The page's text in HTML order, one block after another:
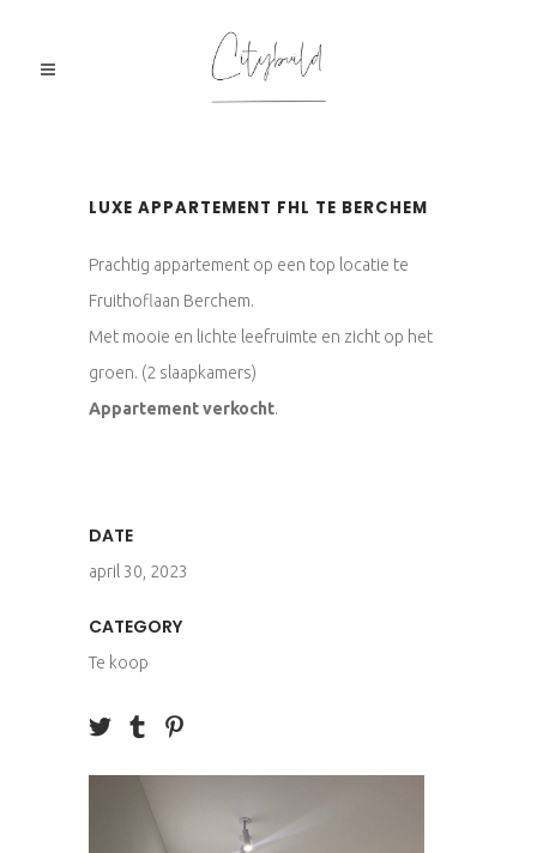
LUXE APPARTEMENT FHL TE BERCHEM
Prachtig appartement op een top locatie te
Fruithoflaan Berchem.
Met mooie en lichte leefruimte en zicht op het
groen. (2 slaapkamers)
Appartement verkocht.
DATE
april 30, 2023
CATEGORY
Te koop